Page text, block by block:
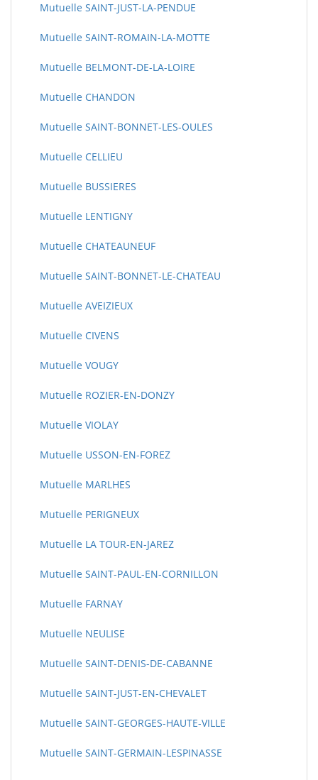
Mutuelle SAINT-JUST-LA-PENDUE
Mutuelle SAINT-ROMAIN-LA-MOTTE
Mutuelle BELMONT-DE-LA-LOIRE
Mutuelle CHANDON
Mutuelle SAINT-BONNET-LES-OULES
Mutuelle CELLIEU
Mutuelle BUSSIERES
Mutuelle LENTIGNY
Mutuelle CHATEAUNEUF
Mutuelle SAINT-BONNET-LE-CHATEAU
Mutuelle AVEIZIEUX
Mutuelle CIVENS
Mutuelle VOUGY
Mutuelle ROZIER-EN-DONZY
Mutuelle VIOLAY
Mutuelle USSON-EN-FOREZ
Mutuelle MARLHES
Mutuelle PERIGNEUX
Mutuelle LA TOUR-EN-JAREZ
Mutuelle SAINT-PAUL-EN-CORNILLON
Mutuelle FARNAY
Mutuelle NEULISE
Mutuelle SAINT-DENIS-DE-CABANNE
Mutuelle SAINT-JUST-EN-CHEVALET
Mutuelle SAINT-GEORGES-HAUTE-VILLE
Mutuelle SAINT-GERMAIN-LESPINASSE